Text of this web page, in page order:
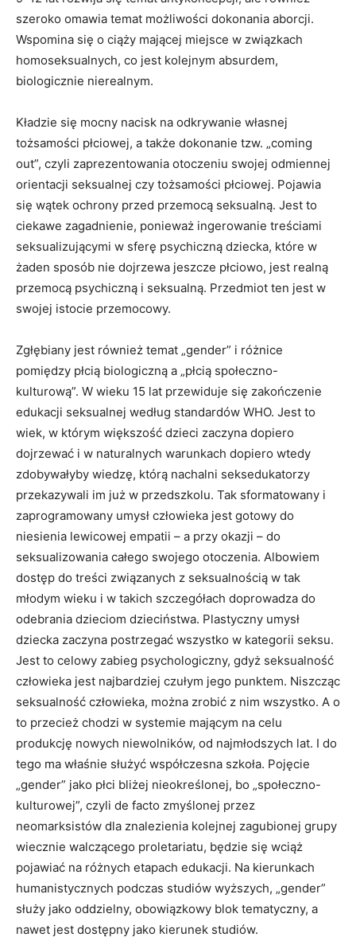
szeroko omawia temat możliwości dokonania aborcji.
Wspomina się o ciąży mającej miejsce w związkach
homoseksualnych, co jest kolejnym absurdem,
biologicznie nierealnym.
Kładzie się mocny nacisk na odkrywanie własnej
tożsamości płciowej, a także dokonanie tzw. „coming
out”, czyli zaprezentowania otoczeniu swojej odmiennej
orientacji seksualnej czy tożsamości płciowej. Pojawia
się wątek ochrony przed przemocą seksualną. Jest to
ciekawe zagadnienie, ponieważ ingerowanie treściami
seksualizującymi w sferę psychiczną dziecka, które w
żaden sposób nie dojrzewa jeszcze płciowo, jest realną
przemocą psychiczną i seksualną. Przedmiot ten jest w
swojej istocie przemocowy.
Zgłębiany jest również temat „gender” i różnice
pomiędzy płcią biologiczną a „płcią społeczno-
kulturową”. W wieku 15 lat przewiduje się zakończenie
edukacji seksualnej według standardów WHO. Jest to
wiek, w którym większość dzieci zaczyna dopiero
dojrzewać i w naturalnych warunkach dopiero wtedy
zdobywałyby wiedzę, którą nachalni seksedukatorzy
przekazywali im już w przedszkolu. Tak sformatowany i
zaprogramowany umysł człowieka jest gotowy do
niesienia lewicowej empatii – a przy okazji – do
seksualizowania całego swojego otoczenia. Albowiem
dostęp do treści związanych z seksualnością w tak
młodym wieku i w takich szczegółach doprowadza do
odebrania dzieciom dzieciństwa. Plastyczny umysł
dziecka zaczyna postrzegać wszystko w kategorii seksu.
Jest to celowy zabieg psychologiczny, gdyż seksualność
człowieka jest najbardziej czułym jego punktem. Niszcząc
seksualność człowieka, można zrobić z nim wszystko. A o
to przecież chodzi w systemie mającym na celu
produkcję nowych niewolników, od najmłodszych lat. I do
tego ma właśnie służyć współczesna szkoła. Pojęcie
„gender” jako płci bliżej nieokreślonej, bo „społeczno-
kulturowej”, czyli de facto zmyślonej przez
neomarksistów dla znalezienia kolejnej zagubionej grupy
wiecznie walczącego proletariatu, będzie się wciąż
pojawiać na różnych etapach edukacji. Na kierunkach
humanistycznych podczas studiów wyższych, „gender”
służy jako oddzielny, obowiązkowy blok tematyczny, a
nawet jest dostępny jako kierunek studiów.